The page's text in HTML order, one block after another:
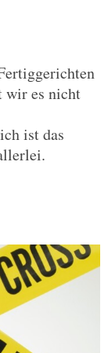
wir es nicht
ist das